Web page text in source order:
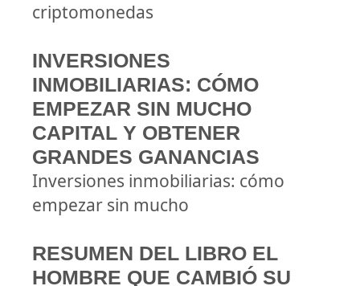
criptomonedas
INVERSIONES
INMOBILIARIAS: CÓMO
EMPEZAR SIN MUCHO
CAPITAL Y OBTENER
GRANDES GANANCIAS
Inversiones inmobiliarias: cómo
empezar sin mucho
RESUMEN DEL LIBRO EL
HOMBRE QUE CAMBIÓ SU